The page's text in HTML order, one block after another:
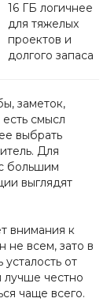
16 ГБ логичнее
для тяжелых
проектов и
долгого запаса
заметок,
смысл
выбрать
Для
большим
выглядят
внимания к
не всем, зато в
от
честно
чаще всего.